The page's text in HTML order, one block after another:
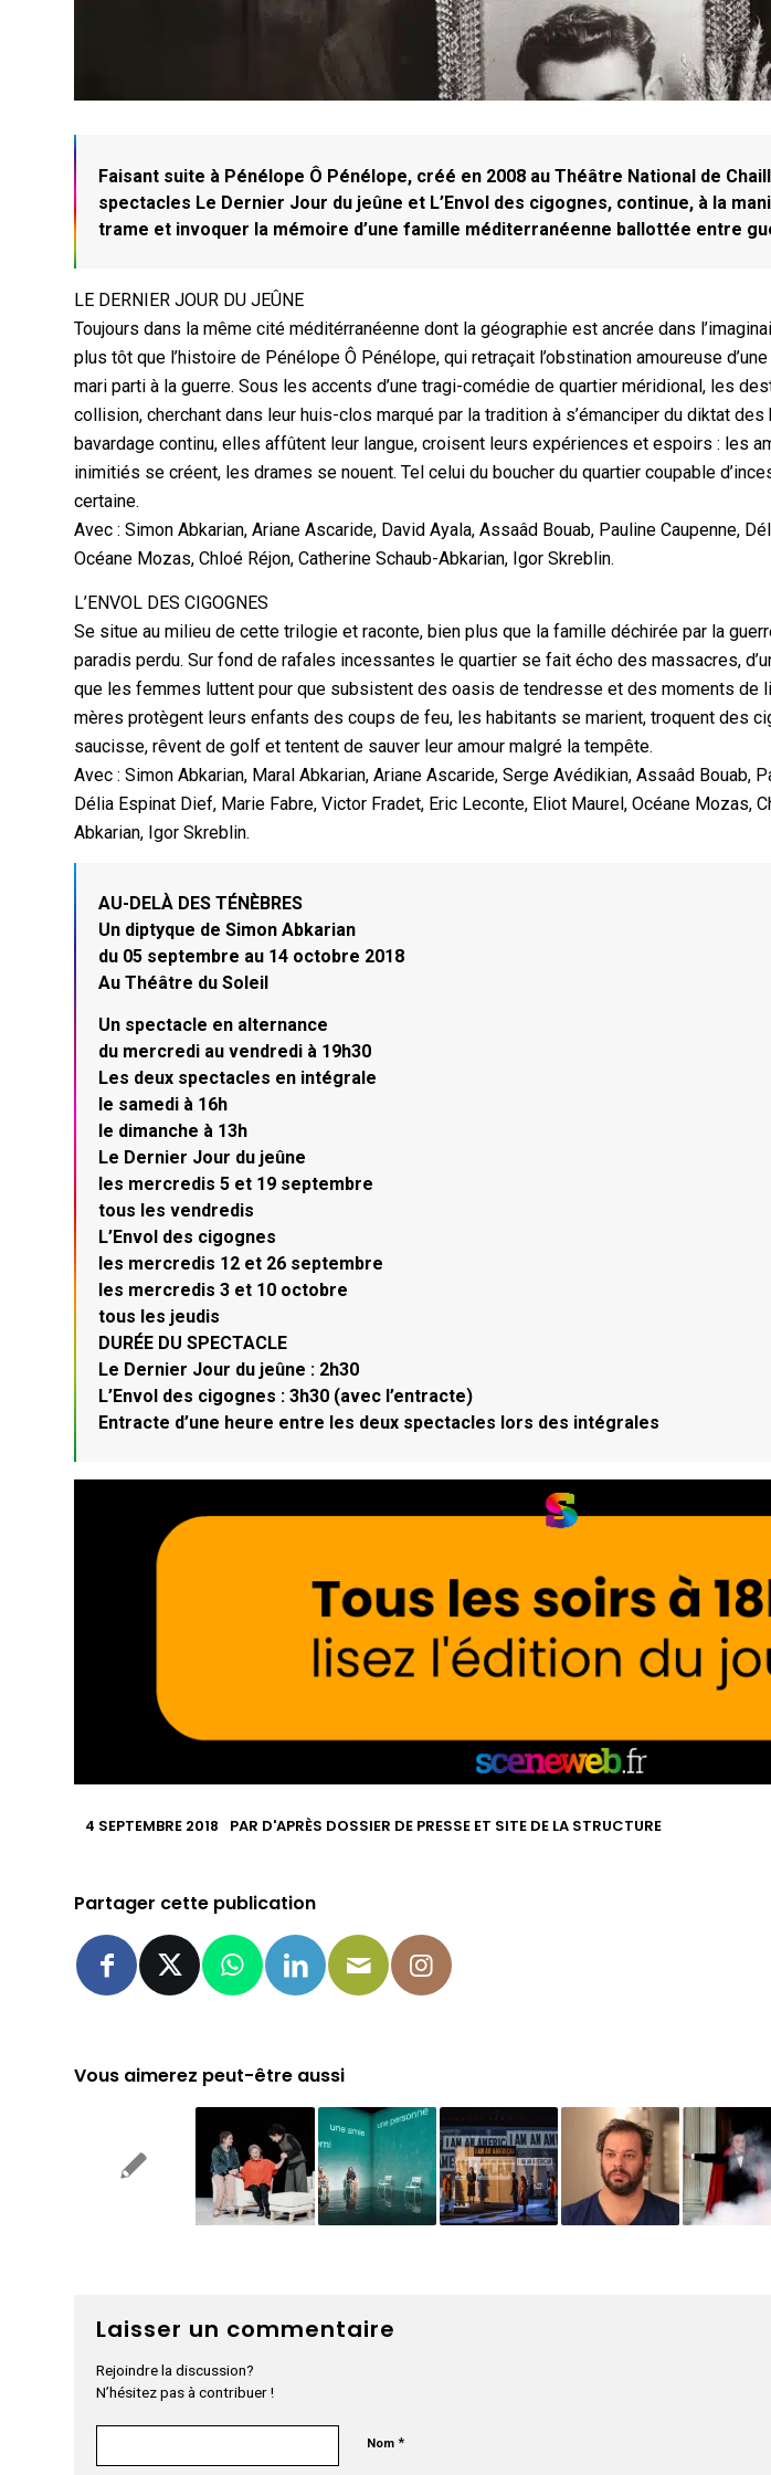
Faisant suite à Pénélope Ô Pénélope, créé en 2008 au Théâtre National de
spectacles Le Dernier Jour du jeûne et L’Envol des cigognes, continue, à la
trame et invoquer la mémoire d’une famille méditerranéenne ballottée entre
LE DERNIER JOUR DU JEÛNE
Toujours dans la même cité méditérranéenne dont la géographie est ancrée dans
plus tôt que l’histoire de Pénélope Ô Pénélope, qui retraçait l’obstination amoureuse
mari parti à la guerre. Sous les accents d’une tragi-comédie de quartier méridional, les
collision, cherchant dans leur huis-clos marqué par la tradition à s’émanciper du diktat
bavardage continu, elles affûtent leur langue, croisent leurs expériences et espoirs : les
inimitiés se créent, les drames se nouent. Tel celui du boucher du quartier coupable
certaine.
Avec : Simon Abkarian, Ariane Ascaride, David Ayala, Assaâd Bouab, Pauline Caupenne,
Océane Mozas, Chloé Réjon, Catherine Schaub-Abkarian, Igor Skreblin.
L’ENVOL DES CIGOGNES
Se situe au milieu de cette trilogie et raconte, bien plus que la famille déchirée par la
paradis perdu. Sur fond de rafales incessantes le quartier se fait écho des massacres,
que les femmes luttent pour que subsistent des oasis de tendresse et des moments de
mères protègent leurs enfants des coups de feu, les habitants se marient, troquent des
saucisse, rêvent de golf et tentent de sauver leur amour malgré la tempête.
Avec : Simon Abkarian, Maral Abkarian, Ariane Ascaride, Serge Avédikian, Assaâd Bouab,
Délia Espinat Dief, Marie Fabre, Victor Fradet, Eric Leconte, Eliot Maurel, Océane Mozas,
Abkarian, Igor Skreblin.
AU-DELÀ DES TÉNÈBRES
Un diptyque de Simon Abkarian
du 05 septembre au 14 octobre 2018
Au Théâtre du Soleil
Un spectacle en alternance
du mercredi au vendredi à 19h30
Les deux spectacles en intégrale
le samedi à 16h
le dimanche à 13h
Le Dernier Jour du jeûne
les mercredis 5 et 19 septembre
tous les vendredis
L’Envol des cigognes
les mercredis 12 et 26 septembre
les mercredis 3 et 10 octobre
tous les jeudis
DURÉE DU SPECTACLE
Le Dernier Jour du jeûne : 2h30
L’Envol des cigognes : 3h30 (avec l’entracte)
Entracte d’une heure entre les deux spectacles lors des intégrales
4 SEPTEMBRE 2018 PAR D'APRÈS DOSSIER DE PRESSE ET SITE DE LA STRUCTURE
Partager cette publication
Vous aimerez peut-être aussi
Laisser un commentaire
Rejoindre la discussion?
N’hésitez pas à contribuer !
Nom*